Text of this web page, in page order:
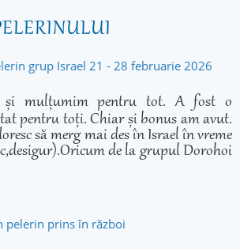
grup Israel 21 - 28 februarie 2026
și mulțumim pentru tot. A fost o
pentru toți. Chiar și bonus am avut.
să merg mai des în Israel în vreme
de la grupul Dorohoi
pelerin prins în război